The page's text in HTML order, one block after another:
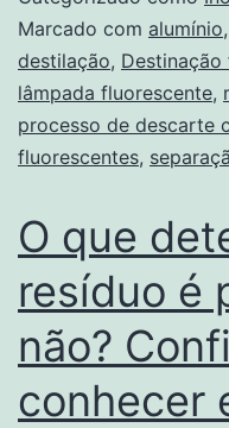
Marcado com alumínio,
destilação, Destinação
lâmpada fluorescente,
processo de descarte
fluorescentes,
O que
resíduo é
não?
conhecer